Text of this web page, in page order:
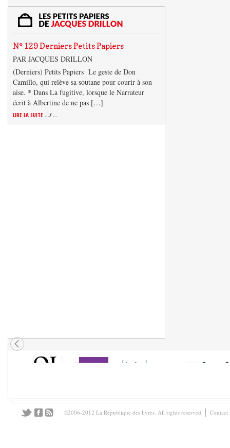
N° 129 Derniers Petits Papiers
PAR JACQUES DRILLON
(Derniers) Petits Papiers Le geste de Don
Camillo, qui relève sa soutane pour courir à son
aise. * Dans La fugitive, lorsque le Narrateur
écrit à Albertine de ne pas […]
LIRE LA SUITE .../ ...
©2006-2012 La République des livres. All rights reserved Contact